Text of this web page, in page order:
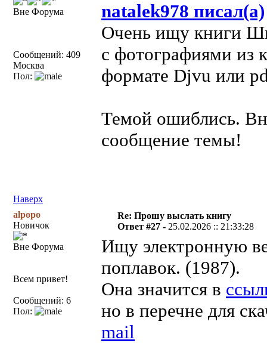
Вне Форума
Сообщений: 409
Москва
Пол:
natalek978 писал(а)
Очень ищу книги
с фотографиями
формате Djvu или
Темой ошиблись.
сообщение темы!
Наверх
alpopo
Новичок
Вне Форума
Всем привет!
Сообщений: 6
Пол:
Re: Прошу выслать книгу
Ответ #27 - 25.02.2026 :: 21:33:28
Ищу электронную
поплавок. (1987).
Она значится в
но в перечне для
mail